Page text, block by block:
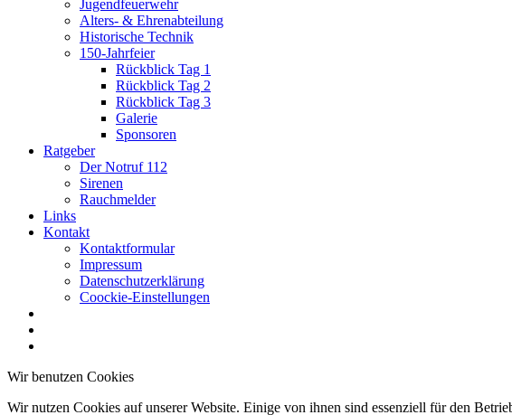
Jugendfeuerwehr
Alters- & Ehrenabteilung
Historische Technik
150-Jahrfeier
Rückblick Tag 1
Rückblick Tag 2
Rückblick Tag 3
Galerie
Sponsoren
Ratgeber
Der Notruf 112
Sirenen
Rauchmelder
Links
Kontakt
Kontaktformular
Impressum
Datenschutzerklärung
Coockie-Einstellungen
Wir benutzen Cookies
Wir nutzen Cookies auf unserer Website. Einige von ihnen sind essenziell für den